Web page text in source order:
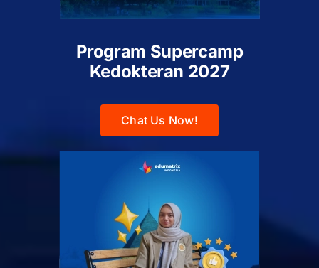
Program Supercamp
Kedokteran 2027
Chat Us Now!